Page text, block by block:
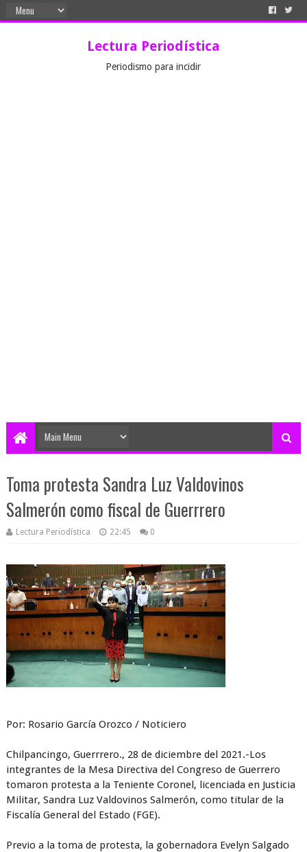
Lectura Periodística
Periodismo para incidir
Toma protesta Sandra Luz Valdovinos
Salmerón como fiscal de Guerrrero
Lectura Periodística 22:45 0
Por: Rosario García Orozco / Noticiero
Chilpancingo, Guerrrero., 28 de diciembre del 2021.-Los
integrantes de la Mesa Directiva del Congreso de Guerrero
tomaron protesta a la Teniente Coronel, licenciada en Justicia
Militar, Sandra Luz Valdovinos Salmerón, como titular de la
Fiscalía General del Estado (FGE).
Previo a la toma de protesta, la gobernadora Evelyn Salgado